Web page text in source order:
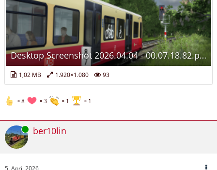
Desktop Screenshot 2026.04.04 - 00.07.18.82.png
1,02 MB 1.920×1.080 93
8 3 1 1
Online ber10lin
5. April 2026